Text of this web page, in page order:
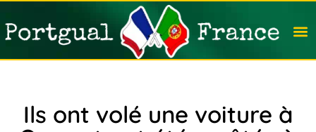
Ils ont volé une voiture à